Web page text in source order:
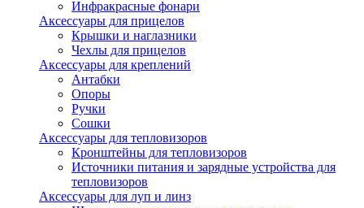
Инфракрасные фонари
Аксессуары для прицелов
Крышки и наглазники
Чехлы для прицелов
Аксессуары для креплений
Антабки
Опоры
Ручки
Сошки
Аксессуары для тепловизоров
Кронштейны для тепловизоров
Источники питания и зарядные устройства для
тепловизоров
Аксессуары для луп и линз